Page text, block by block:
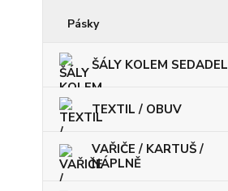
Pásky
ŠÁLY KOLEM SEDADEL
TEXTIL / OBUV
VAŘIČE / KARTUŠ /
NÁPLNĚ